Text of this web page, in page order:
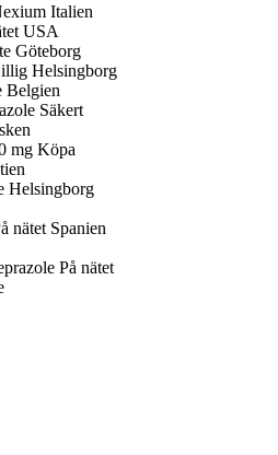
Italien
USA
Göteborg
Helsingborg
Belgien
Säkert
mg Köpa
Helsingborg
nätet Spanien
På nätet